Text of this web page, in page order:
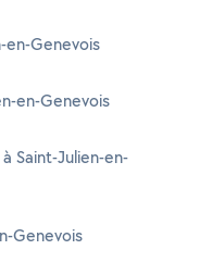
en-Genevois
en-Genevois
Saint-Julien-en-
Genevois